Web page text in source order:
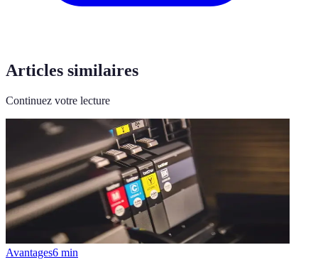
Articles similaires
Continuez votre lecture
Avantages6 min